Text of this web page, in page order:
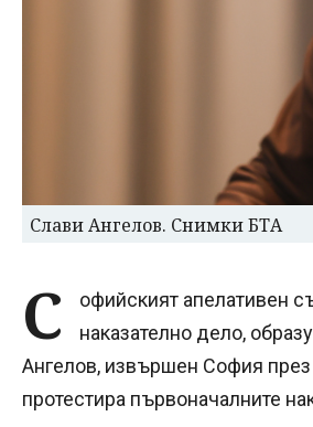
Слави Ангелов. Снимки БТА
С
офийският апелативен
наказателно дело,
Ангелов, извършен София през
протестира първоначалните